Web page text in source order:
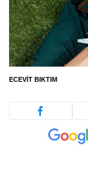
ECEVIT BIKTIM